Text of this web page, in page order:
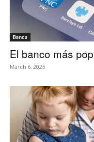
Banca
El banco más
March 6, 2026